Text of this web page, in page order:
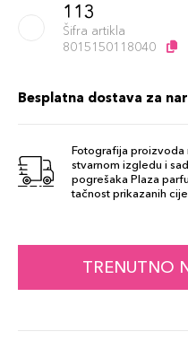
113
Šifra artikla
8015150118040
102
111
Besplatna dostava za
Fotografija proizvoda
stvarnom izgledu i
pogrešaka Plaza
tačnost prikazanih
TRENUTNO